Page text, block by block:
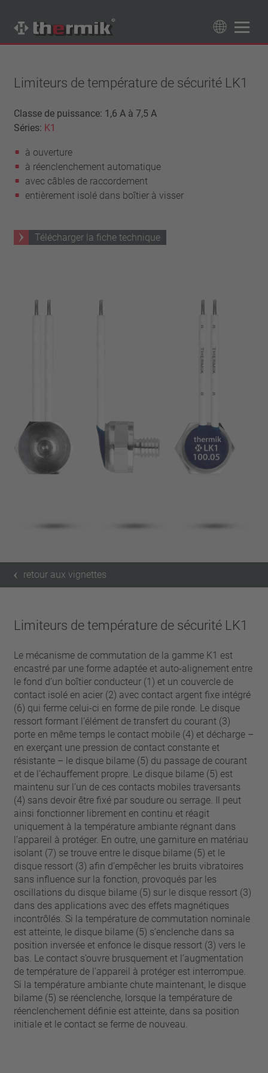
89Produits
Tipo interruttore
à ouverture
Gamme de température
température standard (60 – 200 °C)
haute température (205 – 250 °C)
1,6 A – 7,5 A
4 A – 25 A
Rappel
avec isolation
sans isolation
Raccordement
Appliquer les filtres
Limiteurs de température de sécurité LK1
Classe de puissance: 1,6 A à 7,5 A
Séries: K1
à ouverture
à réenclenchement automatique
avec câbles de raccordement
entièrement isolé dans boîtier à visser
Télécharger la fiche technique
retour aux vignettes
Limiteurs de température de sécurité LK1
Le mécanisme de commutation de la gamme K1 est
encastré par une forme adaptée et auto-alignement entre
le fond d’un boîtier conducteur (1) et un couvercle de
contact isolé en acier (2) avec contact argent fixe intégré
(6) qui ferme celui-ci en forme de pile ronde. Le disque
ressort formant l’élément de transfert du courant (3)
porte en même temps le contact mobile (4) et décharge –
en exerçant une pression de contact constante et
résistante – le disque bilame (5) du passage de courant
et de l’échauffement propre. Le disque bilame (5) est
maintenu sur l’un de ces contacts mobiles traversants
(4) sans devoir être fixé par soudure ou serrage. Il peut
ainsi fonctionner librement en continu et réagit
uniquement à la température ambiante régnant dans
l’appareil à protéger. En outre, une garniture en matériau
isolant (7) se trouve entre le disque bilame (5) et le
disque ressort (3) afin d’empêcher les bruits vibratoires
sans influence sur la fonction, provoqués par les
oscillations du disque bilame (5) sur le disque ressort (3)
dans des applications avec des effets magnétiques
incontrôlés. Si la température de commutation nominale
est atteinte, le disque bilame (5) s’enclenche dans sa
position inversée et enfonce le disque ressort (3) vers le
bas. Le contact s’ouvre brusquement et l’augmentation
de température de l’appareil à protéger est interrompue.
Si la température ambiante chute maintenant, le disque
bilame (5) se réenclenche, lorsque la température de
réenclenchement définie est atteinte, dans sa position
initiale et le contact se ferme de nouveau.